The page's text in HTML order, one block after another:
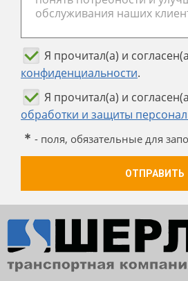
Я прочитал(а) и
конфиденциальности.
Я прочитал(а) и
обработки и защиты
- поля, обязательные для
ОТПРАВИТЬ